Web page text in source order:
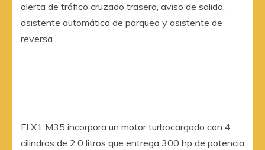
alerta de tráfico cruzado trasero, aviso de salida,
asistente automático de parqueo y asistente de
reversa.
El X1 M35 incorpora un motor turbocargado con 4
cilindros de 2.0 litros que entrega 300 hp de potencia